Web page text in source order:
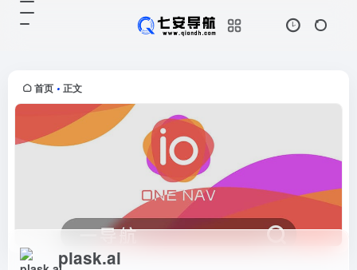
首页 • 正文
plask.ai